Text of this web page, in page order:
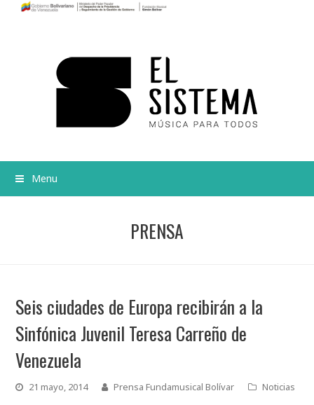
Menu
PRENSA
Seis ciudades de Europa recibirán a la
Sinfónica Juvenil Teresa Carreño de
Venezuela
21 mayo, 2014 Prensa Fundamusical Bolívar Noticias